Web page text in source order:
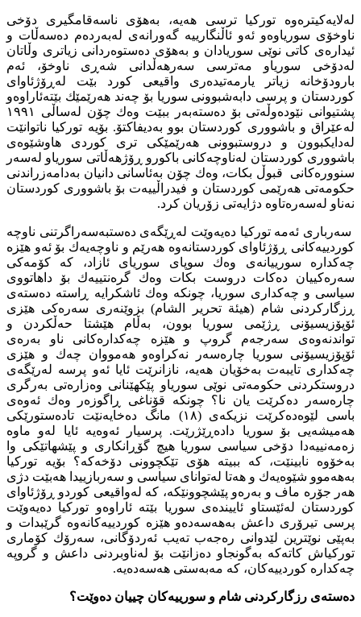
لەلایەكیترەوە توركیا ترسی هەیە، بەهۆی ناسەقامگیری دۆخی
ناوخۆی سوریاوەو ئەو ئاڵنگارییە گەورانەی لەبەردەم دەسەڵات و
ئیدارەی كاتی نوێی سوریادان و بەهۆی دەستوەردانی زیاتری وڵاتان
لەدۆخی سوریاو مەترسی سەرهەڵدانی شەڕی ناوخۆ، ئەم
بارودۆخانە زیاتر یارمەتیدەری واقیعی كورد بێت لەڕۆژئاوای
كوردستان و پرسی دابەشبوونی سوریا بۆ چەند هەرێمێك بێتەئاراوەو
پشتیوانی نێودەوڵەتی بۆ دەستەبەر ببێت وەك چۆن لەساڵی ١٩٩١
لەعێراق و باشووری كوردستان بوو بەدیفاكتۆ. بۆیە توركیا ناتوانێت
لەدایكبوون و دروستبوونی هەرێمێكی تری كوردی هاوشێوەی
باشووری كوردستان لەناوچەكانی باكورو ڕۆژهەڵاتی سوریاو لەسەر
سنوورەكانی قبوڵ بكات، وەك چۆن بەئاسانی دانیان بەدامەزراندنی
حكومەتی هەرێمی كوردستان و فیدراڵییەت بۆ باشووری كوردستان
نەناو لەسەرەتاوە دژایەتی زۆریان كرد.
سەرباری ئەمە توركیا دەیەوێت لەڕێگەی دەستبەسەراگرتنی ناوچە
كوردییەكانی ڕۆژئاوای كوردستانەوە هەرێم و ناوچەیەك بۆ ئەو هێزە
چەكدارە سورییانەی وەك سوپای سوریای ئازاد، كە كۆمەكی
سەرەكییان دەكات دروست بكات وەك گرەنتییەك بۆ داهاتووی
سیاسی و چەكداری سوریا، چونكە وەك ئاشكرایە ڕاستە دەستەی
ڕزگاركردنی شام (هیئة تحریر الشام) بزوێنەری سەرەكی هێزی
ئۆپۆزیسیۆنی ڕژێمی سوریا بوون، بەڵام هێشتا حەڵكردن و
تواندنەوەی سەرجەم گروپ و هێزە چەكدارەكانی ناو بەرەی
ئۆپۆزیسیۆنی سوریا چارەسەر نەكراوەو هەمووان چەك و هێزی
چەكداری تایبەت بەخۆیان هەیە، نازانرێت ئایا ئەو پرسە لەرێگەی
دروستكردنی حكومەتی نوێی سوریاو پێكهێنانی وەزارەتی بەرگری
چارەسەر دەكرێت یان نا؟ چونكە قۆناغی ڕاگوزەر وەك ئەوەی
باسی لێوەدەكرێت نزیكەی (١٨) مانگ دەخایەنێت تادەستورێكی
هەمیشەیی بۆ سوریا دادەڕێژرێت. پرسیار ئەوەیە ئایا لەو ماوە
زەمەنییەدا دۆخی سیاسی سوریا هیچ گۆڕانكاری و پێشهاتێكی وا
بەخۆوە نابینێت، كە ببیتە هۆی تێكچوونی دۆخەكە؟ بۆیە توركیا
بەهەموو شێوەیەك و هەتا لەتوانای سیاسی و سەربازییدا هەبێت دژی
هەر جۆرە ماف و بەرەو پێشچوونێكە، كە لەواقیعی كوردو ڕۆژئاوای
كوردستان لەئێستاو ئاییندەی سوریا بێتە ئاراوەو توركیا دەیەوێت
پرسی تیرۆری داعش بەهەسەدەو هێزە كوردییەكانەوە گرێبدات و
بەپێی نوێترین لێدوانی رەجەب تەیب ئەردۆگانی، سەرۆك كۆماری
توركیاش كاتەكە بەگونجاو دەزانێت بۆ لەناوبردنی داعش و گروپە
چەكدارە كوردییەكان، كە مەبەستی هەسەدەیە.
دەستەی رزگاركردنی شام و سورییەكان چییان دەوێت؟